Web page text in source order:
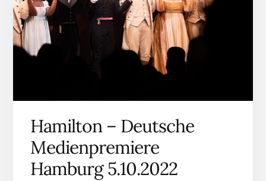
Hamilton – Deutsche
Medienpremiere
Hamburg 5.10.2022